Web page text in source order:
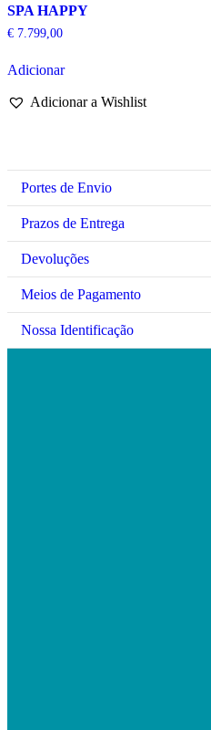
SPA HAPPY
€ 7.799,00
Adicionar
Adicionar a Wishlist
Portes de Envio
Prazos de Entrega
Devoluções
Meios de Pagamento
Nossa Identificação